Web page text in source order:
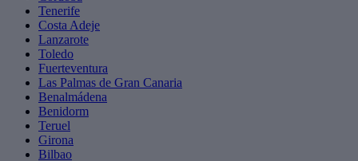
Tenerife
Costa Adeje
Lanzarote
Toledo
Fuerteventura
Las Palmas de Gran Canaria
Benalmádena
Benidorm
Teruel
Girona
Bilbao